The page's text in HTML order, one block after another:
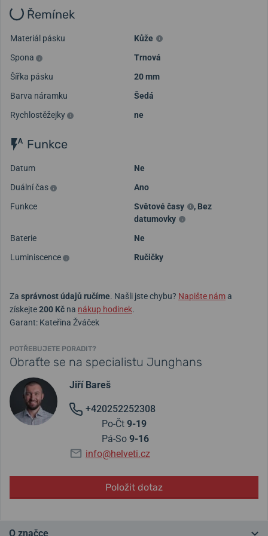
Řemínek
Materiál pásku
Kůže
Spona
Trnová
Šířka pásku
20 mm
Barva náramku
Šedá
Rychlostěžejky
ne
Funkce
Datum
Ne
Duální čas
Ano
Funkce
Světové časy , Bez
datumovky
Baterie
Ne
Luminiscence
Ručičky
Za správnost údajů ručíme. Našli jste chybu? Napište náma
získejte200 Kč na nákup hodinek.
Garant: Kateřina Žváček
POTŘEBUJETE PORADIT?
Obraťte se na specialistu Junghans
Jiří Bareš
+420252252308
Po-Čt 9-19
Pá-So 9-16
info@helveti.cz
Položit dotaz
O značce